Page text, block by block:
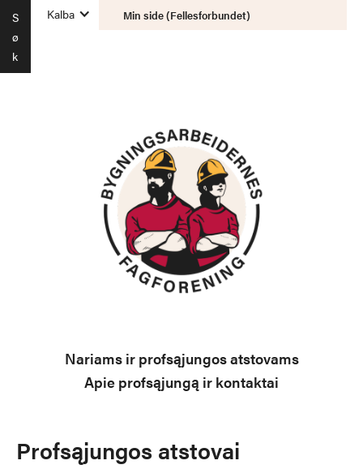
S
ø
k
Kalba Min side (Fellesforbundet)
Nariams ir profsąjungos atstovams
Apie profsąjungą ir kontaktai
Profsąjungos atstovai